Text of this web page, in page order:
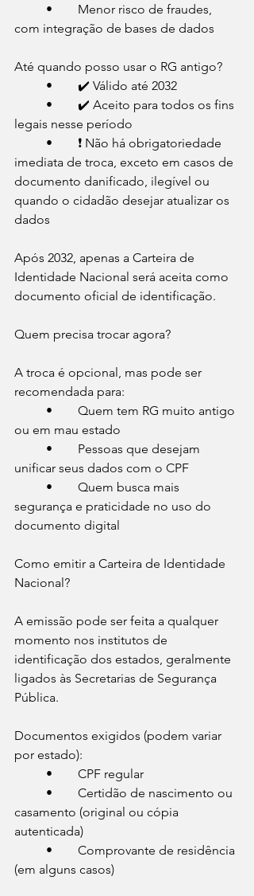
com integração de bases de dados
Até quando posso usar o RG antigo?
	•	✔️ Válido até 2032
legais nesse período
imediata de troca, exceto em casos de
documento danificado, ilegível ou
quando o cidadão desejar atualizar os
dados
Após 2032, apenas a Carteira de
Identidade Nacional será aceita como
documento oficial de identificação.
Quem precisa trocar agora?
A troca é opcional, mas pode ser
recomendada para:
ou em mau estado
unificar seus dados com o CPF
segurança e praticidade no uso do
documento digital
Como emitir a Carteira de Identidade
Nacional?
A emissão pode ser feita a qualquer
momento nos institutos de
identificação dos estados, geralmente
ligados às Secretarias de Segurança
Pública.
Documentos exigidos (podem variar
por estado):
	•	CPF regular
casamento (original ou cópia
autenticada)
(em alguns casos)